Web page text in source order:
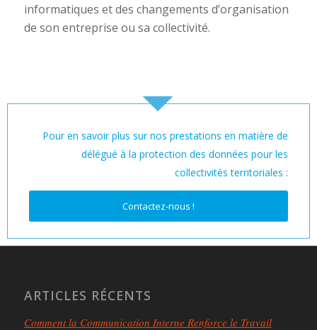
informatiques et des changements d’organisation
de son entreprise ou sa collectivité.
Pour en savoir plus sur nos prestations en matière de
délégué à la protection des données pour les
collectivités territoriales :
Contactez-nous !
ARTICLES RÉCENTS
Comment la Communication Interne Renforce le Travail